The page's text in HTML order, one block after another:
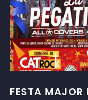
FESTA MAJOR